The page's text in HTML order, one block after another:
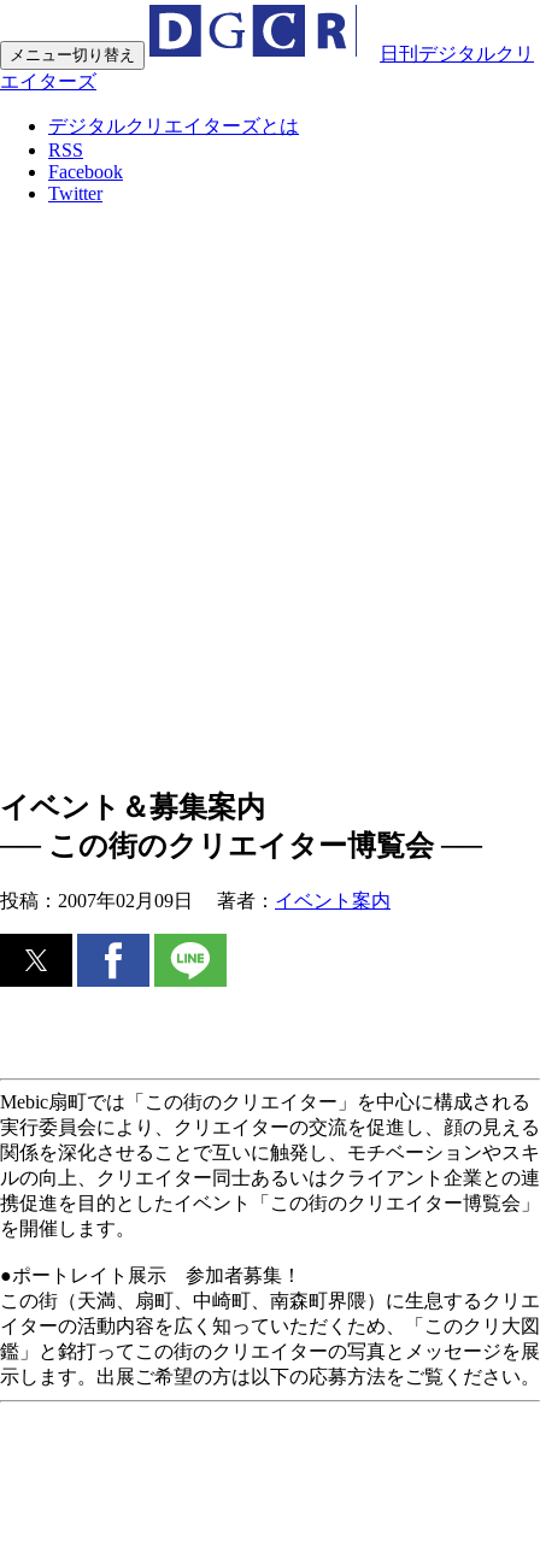
メニュー切り替え
日刊デジタルクリ
エイターズ
デジタルクリエイターズとは
RSS
Facebook
Twitter
イベント＆募集案内
── この街のクリエイター博覧会 ──
投稿： 2007年02月09日 著者： イベント案内
Mebic扇町では「この街のクリエイター」を中心に構成される
実行委員会により、クリエイターの交流を促進し、顔の見える
関係を深化させることで互いに触発し、モチベーションやスキ
ルの向上、クリエイター同士あるいはクライアント企業との連
携促進を目的としたイベント「この街のクリエイター博覧会」
を開催します。
●ポートレイト展示 参加者募集！
この街（天満、扇町、中崎町、南森町界隈）に生息するクリエ
イターの活動内容を広く知っていただくため、「このクリ大図
鑑」と銘打ってこの街のクリエイターの写真とメッセージを展
示します。出展ご希望の方は以下の応募方法をご覧ください。